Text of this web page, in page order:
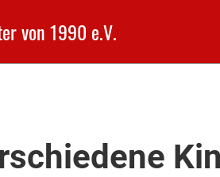
von 1990 e.V.